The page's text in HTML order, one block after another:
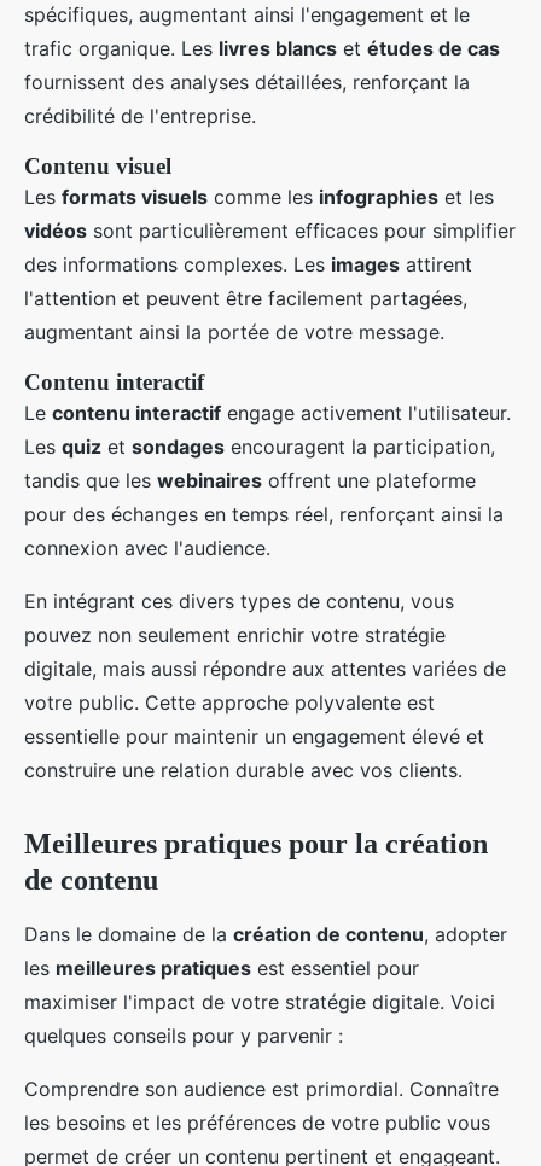
spécifiques, augmentant ainsi l'engagement et le
trafic organique. Les livres blancs et études de cas
fournissent des analyses détaillées, renforçant la
crédibilité de l'entreprise.
Contenu visuel
Les formats visuels comme les infographies et les
vidéos sont particulièrement efficaces pour simplifier
des informations complexes. Les images attirent
l'attention et peuvent être facilement partagées,
augmentant ainsi la portée de votre message.
Contenu interactif
Le contenu interactif engage activement l'utilisateur.
Les quiz et sondages encouragent la participation,
tandis que les webinaires offrent une plateforme
pour des échanges en temps réel, renforçant ainsi la
connexion avec l'audience.
En intégrant ces divers types de contenu, vous
pouvez non seulement enrichir votre stratégie
digitale, mais aussi répondre aux attentes variées de
votre public. Cette approche polyvalente est
essentielle pour maintenir un engagement élevé et
construire une relation durable avec vos clients.
Meilleures pratiques pour la création
de contenu
Dans le domaine de la création de contenu, adopter
les meilleures pratiques est essentiel pour
maximiser l'impact de votre stratégie digitale. Voici
quelques conseils pour y parvenir :
Comprendre son audience est primordial. Connaître
les besoins et les préférences de votre public vous
permet de créer un contenu pertinent et engageant.